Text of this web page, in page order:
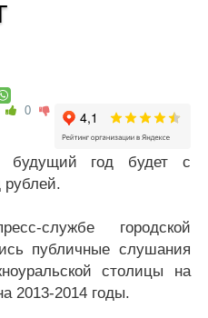
0
будущий год будет с
службе городской
публичные слушания
столицы на
2013-2014 годы.